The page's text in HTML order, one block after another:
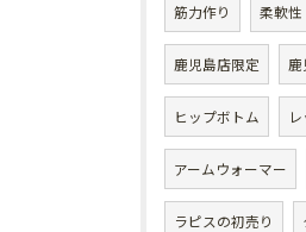
筋力作り 柔軟性
鹿児島店限定
ヒップボトム
アームウォーマー
ラピスの初売り